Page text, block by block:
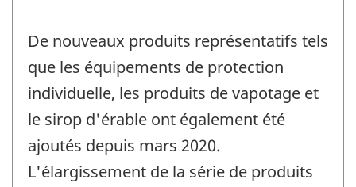
De nouveaux produits représentatifs tels
que les équipements de protection
individuelle, les produits de vapotage et
le sirop d'érable ont également été
ajoutés depuis mars 2020.
L'élargissement de la série de produits